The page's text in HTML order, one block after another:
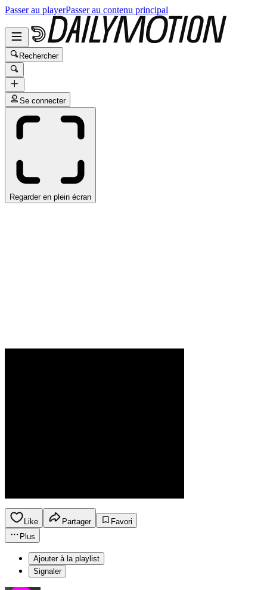
Passer au playerPasser au contenu principal
Rechercher
Se connecter
Regarder en plein écran
Like Partager
Favori
Plus
Ajouter à la playlist
Signaler